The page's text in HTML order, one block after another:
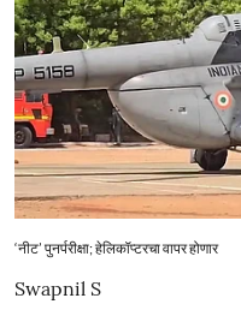
‘नीट’ पुनर्परीक्षा; हेलिकॉप्टरचा वापर होणार
Swapnil S